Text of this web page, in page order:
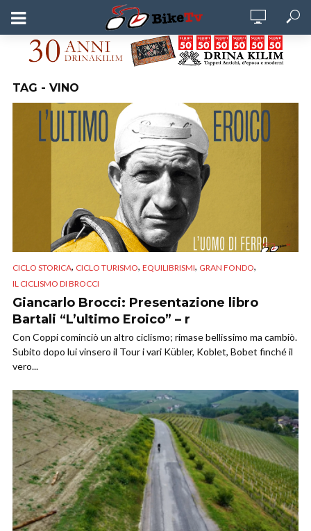
TAG - VINO
CICLO STORICA, CICLO TURISMO, EQUILIBRISMI, GRAN FONDO,
IL CICLISMO DI BROCCI
Giancarlo Brocci: Presentazione libro
Bartali “L’ultimo Eroico” – r
Con Coppi cominciò un altro ciclismo; rimase bellissimo ma cambiò.
Subito dopo lui vinsero il Tour i vari Kübler, Koblet, Bobet finché il
vero...